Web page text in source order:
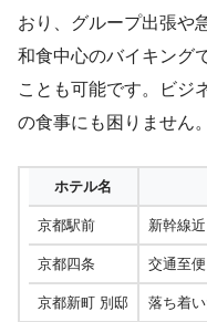
おり、グループ出張や
和食中心のバイキング
ことも可能です。ビジ
の食事にも困りません。
ホテル名
京都駅前 新幹線
京都四条 交通至
京都新町 別邸 落ち着